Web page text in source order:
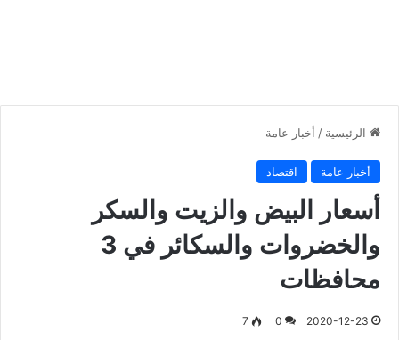
الرئيسية / أخبار عامة
أخبار عامة اقتصاد
أسعار البيض والزيت والسكر
والخضروات والسكائر في 3
محافظات
2020-12-23
0
7